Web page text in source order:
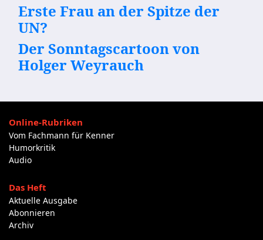
Erste Frau an der Spitze der
UN?
Der Sonntagscartoon von
Holger Weyrauch
Online-Rubriken
Vom Fachmann für Kenner
Humorkritik
Audio
Das Heft
Aktuelle Ausgabe
Abonnieren
Archiv